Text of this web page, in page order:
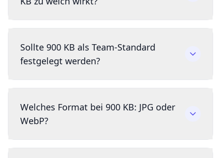
Sollte 900 KB als Team-Standard
festgelegt werden?
Welches Format bei 900 KB: JPG oder
WebP?